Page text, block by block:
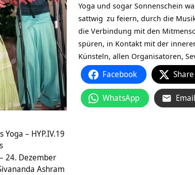
Yoga und sogar Sonnenschein
sattwig zu feiern, durch die
die Verbindung mit den
spüren, in Kontakt mit der
Künsteln, allen Organisatoren,
Facebook
WhatsApp Email
– HYP.IV.19
24. Dezember
Ashram